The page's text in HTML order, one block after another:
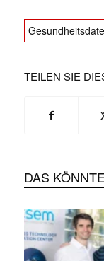
TEILEN SIE
DAS